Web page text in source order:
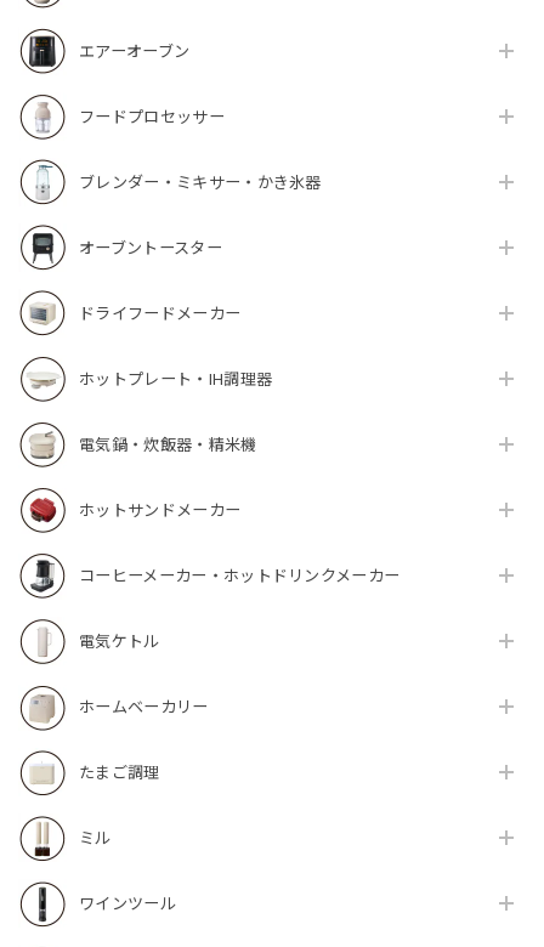
エアーオーブン
フードプロセッサー
ブレンダー・ミキサー・かき氷器
オーブントースター
ドライフードメーカー
ホットプレート・IH調理器
電気鍋・炊飯器・精米機
ホットサンドメーカー
コーヒーメーカー・ホットドリンクメーカー
電気ケトル
ホームベーカリー
たまご調理
ミル
ワインツール